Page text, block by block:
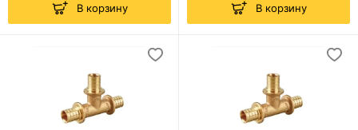
В корзину В корзину